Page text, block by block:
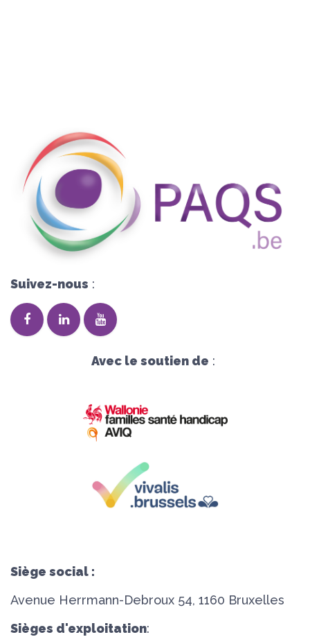
Suivez-nous :
Avec le soutien de :
Siège social :
Avenue Herrmann-Debroux 54, 1160 Bruxelles
Sièges d'exploitation: